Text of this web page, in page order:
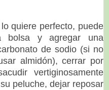
quiere perfecto, puede
bolsa y agregar una
de sodio (si no
almidón), cerrar por
vertiginosamente
peluche, dejar reposar